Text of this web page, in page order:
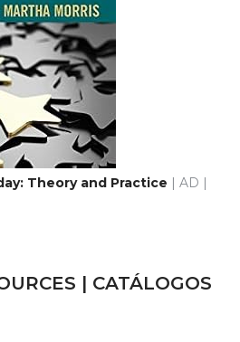
Theory and Practice | AD |
| CATÁLOGOS